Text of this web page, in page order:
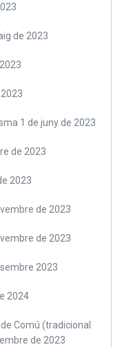
de 2023
1 de juny de 2023
de 2023
2023
de 2023
de 2023
2023
2024
Comú (tradicional
de 2023